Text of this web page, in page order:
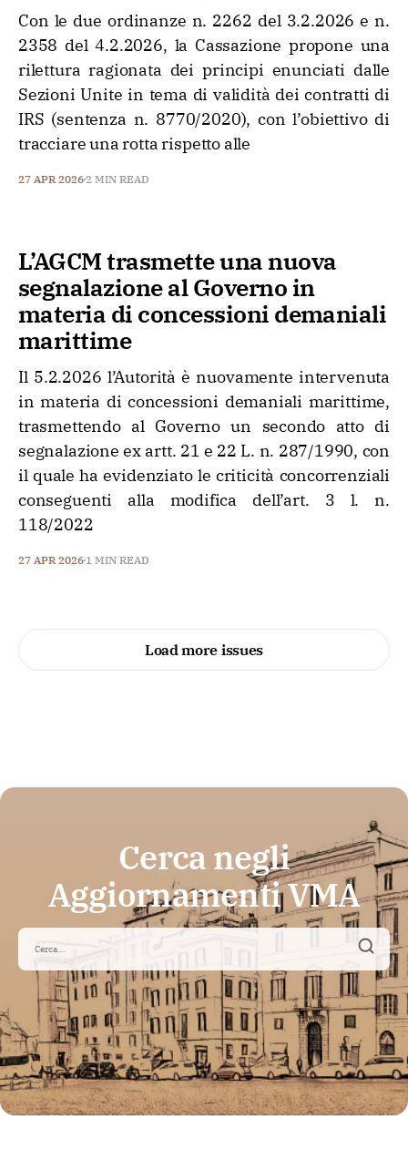
Con le due ordinanze n. 2262 del 3.2.2026 e n.
2358 del 4.2.2026, la Cassazione propone una
rilettura ragionata dei principi enunciati dalle
Sezioni Unite in tema di validità dei contratti di
IRS (sentenza n. 8770/2020), con l’obiettivo di
tracciare una rotta rispetto alle
27 APR 20262 MIN READ
L’AGCM trasmette una nuova
segnalazione al Governo in
materia di concessioni demaniali
marittime
Il 5.2.2026 l’Autorità è nuovamente intervenuta
in materia di concessioni demaniali marittime,
trasmettendo al Governo un secondo atto di
segnalazione ex artt. 21 e 22 L. n. 287/1990, con
il quale ha evidenziato le criticità concorrenziali
conseguenti alla modifica dell’art. 3 l. n.
118/2022
27 APR 2026 1 MIN READ
Load more issues
Cerca negli
Aggiornamenti VMA